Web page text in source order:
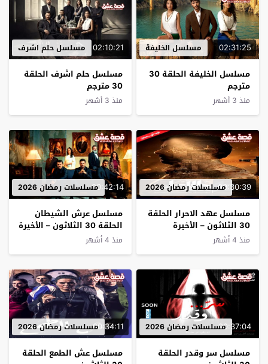
02:31:25 مسلسل الخليفة
مسلسل الخليفة الحلقة 30
مترجم
منذ 3 أشهر
02:10:21 مسلسل حلم اشرف
مسلسل حلم اشرف الحلقة
30 مترجم
منذ 3 أشهر
00:30:39مسلسلات رمضان 2026
مسلسل عهد الاحرار الحلقة
30 الثلاثون – الأخيرة
منذ 4 أشهر
00:42:14مسلسلات رمضان 2026
مسلسل عرش الشيطان
الحلقة 30 الثلاثون – الأخيرة
منذ 4 أشهر
00:37:04مسلسلات رمضان 2026
مسلسل سر وقدر الحلقة
00:34:11مسلسلات رمضان 2026
مسلسل عش الطمع الحلقة